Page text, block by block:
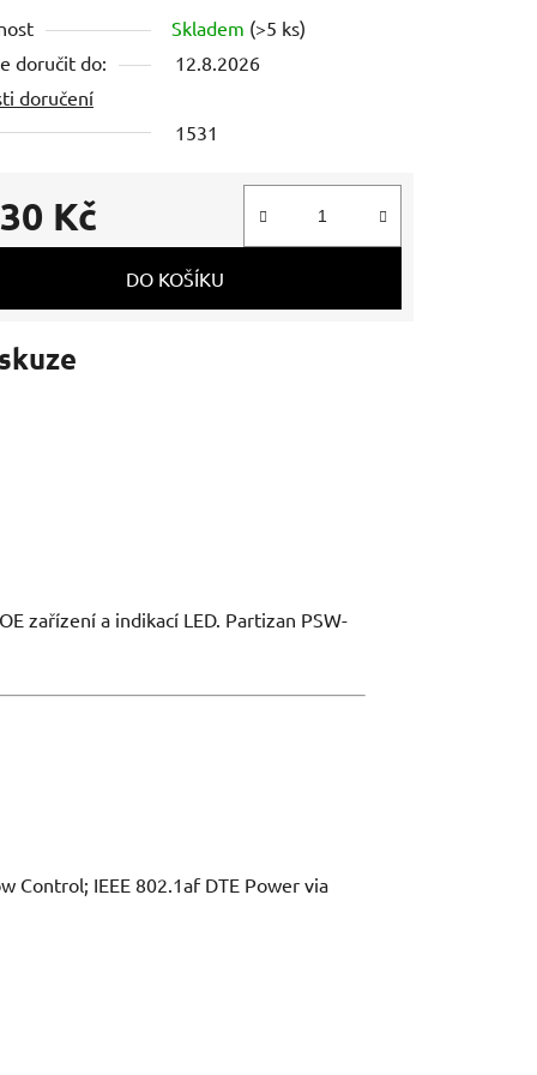
Skladem (>5 ks)
doručit do:
12.8.2026
doručení
1531
Kč
cena:
DO KOŠÍKU
zařízení a indikací LED. Partizan PSW-
Control; IEEE 802.1af DTE Power via